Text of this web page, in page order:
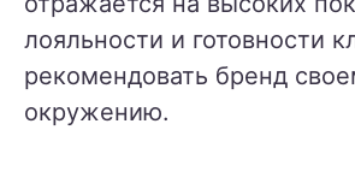
лояльности и готовности
рекомендовать бренд
окружению.